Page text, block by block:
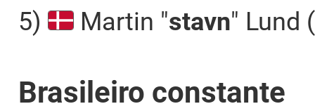
5)
Martin "stavn" Lund
Brasileiro constante